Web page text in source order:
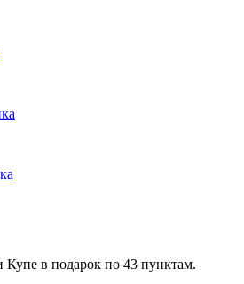
в подарок по 43 пунктам.